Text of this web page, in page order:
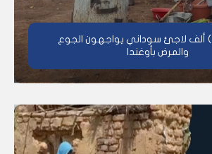
أكثر من (31) ألف لاجئ سوداني يواجهون الجوع
والمرض بأوغندا